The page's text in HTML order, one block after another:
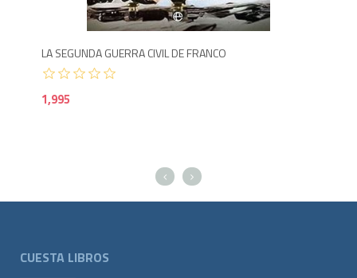
LA SEGUNDA GUERRA CIVIL DE FRANCO
1,995
CUESTA LIBROS